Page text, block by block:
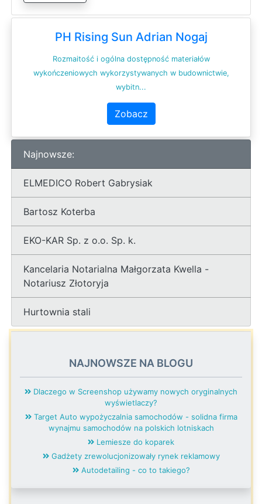
PH Rising Sun Adrian Nogaj
Rozmaitość i ogólna dostępność materiałów
wykończeniowych wykorzystywanych w budownictwie,
wybitn...
Zobacz
Najnowsze:
ELMEDICO Robert Gabrysiak
Bartosz Koterba
EKO-KAR Sp. z o.o. Sp. k.
Kancelaria Notarialna Małgorzata Kwella -
Notariusz Złotoryja
Hurtownia stali
NAJNOWSZE NA BLOGU
Dlaczego w Screenshop używamy nowych oryginalnych
wyświetlaczy?
Target Auto wypożyczalnia samochodów - solidna firma
wynajmu samochodów na polskich lotniskach
Lemiesze do koparek
Gadżety zrewolucjonizowały rynek reklamowy
Autodetailing - co to takiego?